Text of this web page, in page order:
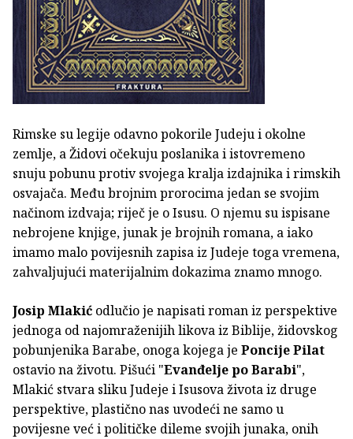
Rimske su legije odavno pokorile Judeju i okolne
zemlje, a Židovi očekuju poslanika i istovremeno
snuju pobunu protiv svojega kralja izdajnika i rimskih
osvajača. Među brojnim prorocima jedan se svojim
načinom izdvaja; riječ je o Isusu. O njemu su ispisane
nebrojene knjige, junak je brojnih romana, a iako
imamo malo povijesnih zapisa iz Judeje toga vremena,
zahvaljujući materijalnim dokazima znamo mnogo.
Josip Mlakić odlučio je napisati roman iz perspektive
jednoga od najomraženijih likova iz Biblije, židovskog
pobunjenika Barabe, onoga kojega je Poncije Pilat
ostavio na životu. Pišući "Evanđelje po Barabi",
Mlakić stvara sliku Judeje i Isusova života iz druge
perspektive, plastično nas uvodeći ne samo u
povijesne već i političke dileme svojih junaka, onih